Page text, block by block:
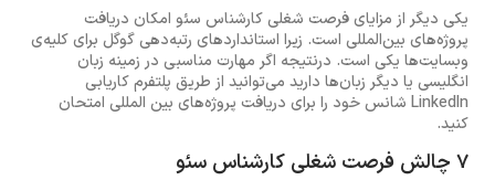
یکی دیگر از مزایای فرصت شغلی کارشناس سئو امکان دریافت
پروژه‌های بین‌المللی است. زیرا استانداردهای رتبه‌دهی گوگل برای کلیه‌ی
وبسایت‌ها یکی است. درنتیجه اگر مهارت مناسبی در زمینه زبان‌
انگلیسی یا دیگر زبان‌ها دارید می‌توانید از طریق پلتفرم‌ کاریابی
LinkedIn شانس خود را برای دریافت پروژه‌های بین المللی امتحان
کنید.
7 چالش فرصت شغلی کارشناس سئو